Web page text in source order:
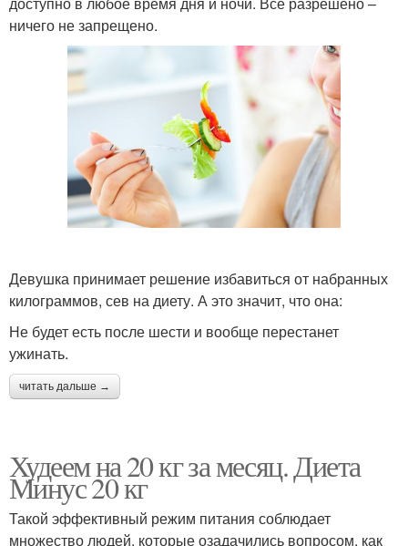
ничего не запрещено.
Девушка принимает решение избавиться от набранных
килограммов, сев на диету. А это значит, что она:
Не будет есть после шести и вообще перестанет
ужинать.
читать дальше →
Худеем на 20 кг за месяц. Диета
Минус 20 кг
Такой эффективный режим питания соблюдает
множество людей, которые озадачились вопросом, как